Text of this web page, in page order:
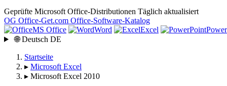
Geprüfte Microsoft Office-Distributionen Täglich aktualisiert
OG Office-Get.com Office-Software-Katalog
MS Office
Word Excel
🌐 Deutsch DE
Startseite
▸ Microsoft Excel
▸ Microsoft Excel 2010